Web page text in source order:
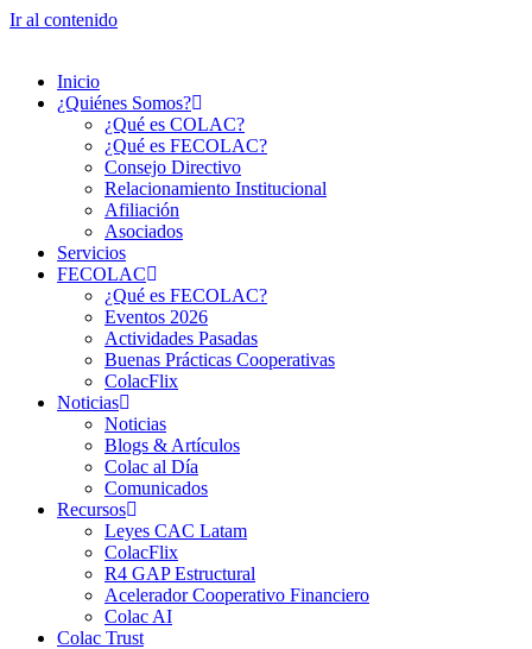
Ir al contenido
Inicio
¿Quiénes Somos?
¿Qué es COLAC?
¿Qué es FECOLAC?
Consejo Directivo
Relacionamiento Institucional
Afiliación
Asociados
Servicios
FECOLAC
¿Qué es FECOLAC?
Eventos 2026
Actividades Pasadas
Buenas Prácticas Cooperativas
ColacFlix
Noticias
Noticias
Blogs & Artículos
Colac al Día
Comunicados
Recursos
Leyes CAC Latam
ColacFlix
R4 GAP Estructural
Acelerador Cooperativo Financiero
Colac AI
Colac Trust